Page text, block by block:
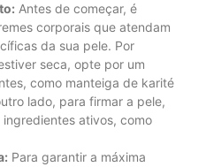
Antes de começar, é
corporais que atendam
da sua pele. Por
seca, opte por um
como manteiga de karité
lado, para firmar a pele,
ativos, como
Para garantir a máxima